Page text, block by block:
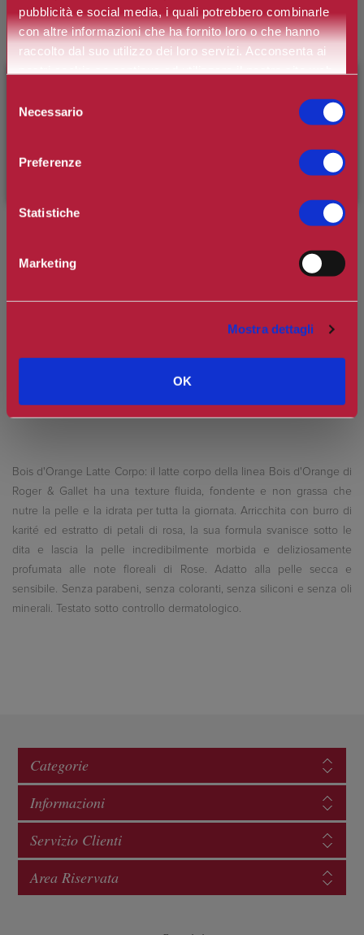
pubblicità e social media, i quali potrebbero combinarle
con altre informazioni che ha fornito loro o che hanno
raccolto dal suo utilizzo dei loro servizi. Acconsenta ai
nostri cookie se continua ad utilizzare il nostro sito web.
delNecessario
Preferenze
Statistiche
Marketing
Mostra dettagli
OK
Marchio: Roger & Gallet
Spedizione in Italia gratuita se il carrello supera i 60€
Bois d'Orange Latte Corpo: il latte corpo della linea Bois d'Orange di
Roger & Gallet ha una texture fluida, fondente e non grassa che
nutre la pelle e la idrata per tutta la giornata. Arricchita con burro di
karité ed estratto di petali di rosa, la sua formula svanisce sotto le
dita e lascia la pelle incredibilmente morbida e deliziosamente
profumata alle note floreali di Rose. Adatto alla pelle secca e
sensibile. Senza parabeni, senza coloranti, senza siliconi e senza oli
minerali. Testato sotto controllo dermatologico.
Categorie
Informazioni
Servizio Clienti
Area Riservata
e usufruisci dello
inserendo il codice